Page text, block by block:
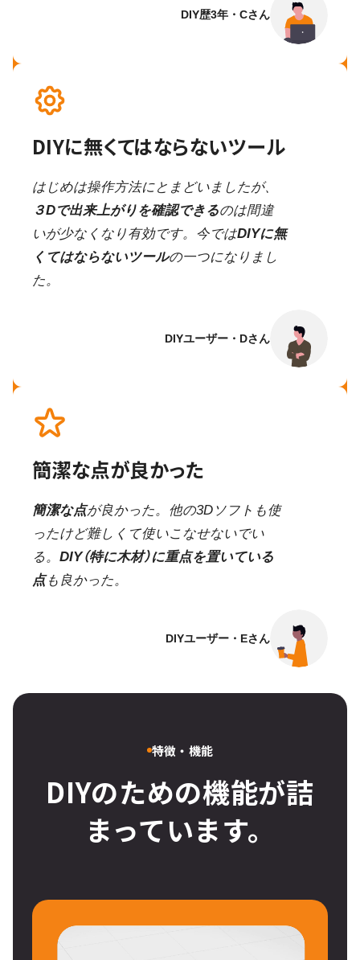
DIY歴3年・Cさん
DIYに無くてはならないツール
はじめは操作方法にとまどいましたが、
３Dで出来上がりを確認できるのは間違
いが少なくなり有効です。今ではDIYに無
くてはならないツールの一つになりまし
た。
DIYユーザー・Dさん
簡潔な点が良かった
簡潔な点が良かった。他の3Dソフトも使
ったけど難しくて使いこなせないでい
る。 DIY（特に木材）に重点を置いている
点も良かった。
DIYユーザー・Eさん
特徴・機能
DIYのための機能が詰
まっています。